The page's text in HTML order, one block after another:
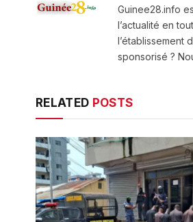
Guinee28.info
l’actualité en
l’établissement
sponsorisé ?
RELATED POSTS